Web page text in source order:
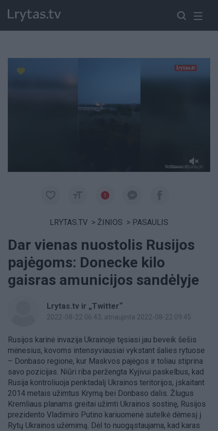
LRYTAS.TV > ŽINIOS > PASAULIS
Dar vienas nuostolis Rusijos
pajėgoms: Donecke kilo
gaisras amunicijos sandėlyje
Lrytas.tv ir „Twitter“
2022-08-22 06:43, atnaujinta 2022-08-22 09:45
Rusijos karinė invazija Ukrainoje tęsiasi jau beveik šešis
mėnesius, kovoms intensyviausiai vykstant šalies rytuose
– Donbaso regione, kur Maskvos pajėgos ir toliau stiprina
savo pozicijas. Niūri riba peržengta Kyjivui paskelbus, kad
Rusija kontroliuoja penktadalį Ukrainos teritorijos, įskaitant
2014 metais užimtus Krymą bei Donbaso dalis. Žlugus
Kremliaus planams greitai užimti Ukrainos sostinę, Rusijos
prezidento Vladimiro Putino kariuomenė sutelkė dėmesį į
Rytų Ukrainos užėmimą. Dėl to nuogąstaujama, kad karas